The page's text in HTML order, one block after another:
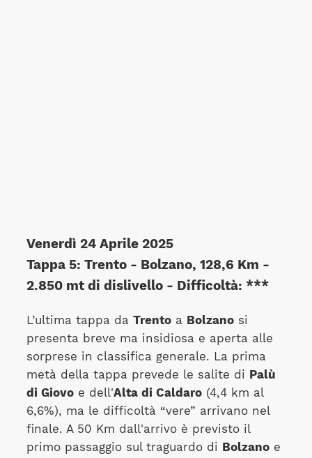
Venerdì 24 Aprile 2025
Tappa 5: Trento - Bolzano, 128,6 Km -
2.850 mt di dislivello - Difficoltà: ***
L’ultima tappa da Trentoa Bolzanosi
presenta breve ma insidiosa e aperta alle
sorprese in classifica generale. La prima
metà della tappa prevede le salite di Palù
di Giovoe dell'Alta di Caldaro(4,4 km al
6,6%), ma le difficoltà “vere” arrivano nel
finale. A 50 Km dall'arrivo è previsto il
primo passaggio sul traguardo di Bolzanoe